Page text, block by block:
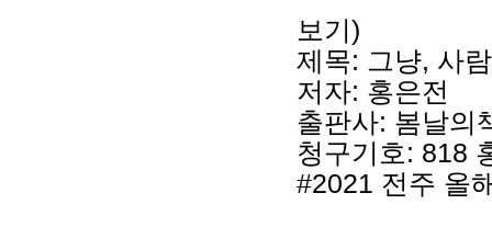
보기)
제목: 그냥, 사람
저자: 홍은전
출판사: 봄날의
청구기호: 818
#2021 전주 올